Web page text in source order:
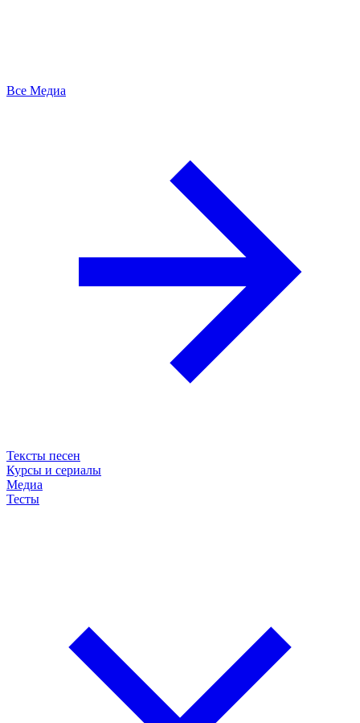
Все Медиа
Тексты песен
Курсы и сериалы
Медиа
Тесты